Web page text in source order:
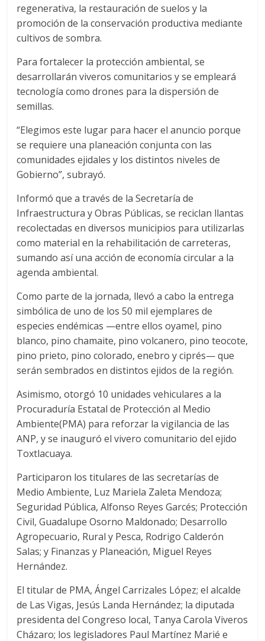
regenerativa, la restauración de suelos y la
promoción de la conservación productiva mediante
cultivos de sombra.
Para fortalecer la protección ambiental, se
desarrollarán viveros comunitarios y se empleará
tecnología como drones para la dispersión de
semillas.
“Elegimos este lugar para hacer el anuncio porque
se requiere una planeación conjunta con las
comunidades ejidales y los distintos niveles de
Gobierno”, subrayó.
Informó que a través de la Secretaría de
Infraestructura y Obras Públicas, se reciclan llantas
recolectadas en diversos municipios para utilizarlas
como material en la rehabilitación de carreteras,
sumando así una acción de economía circular a la
agenda ambiental.
Como parte de la jornada, llevó a cabo la entrega
simbólica de uno de los 50 mil ejemplares de
especies endémicas —entre ellos oyamel, pino
blanco, pino chamaite, pino volcanero, pino teocote,
pino prieto, pino colorado, enebro y ciprés— que
serán sembrados en distintos ejidos de la región.
Asimismo, otorgó 10 unidades vehiculares a la
Procuraduría Estatal de Protección al Medio
Ambiente(PMA) para reforzar la vigilancia de las
ANP, y se inauguró el vivero comunitario del ejido
Toxtlacuaya.
Participaron los titulares de las secretarías de
Medio Ambiente, Luz Mariela Zaleta Mendoza;
Seguridad Pública, Alfonso Reyes Garcés; Protección
Civil, Guadalupe Osorno Maldonado; Desarrollo
Agropecuario, Rural y Pesca, Rodrigo Calderón
Salas; y Finanzas y Planeación, Miguel Reyes
Hernández.
El titular de PMA, Ángel Carrizales López; el alcalde
de Las Vigas, Jesús Landa Hernández; la diputada
presidenta del Congreso local, Tanya Carola Viveros
Cházaro; los legisladores Paul Martínez Marié e